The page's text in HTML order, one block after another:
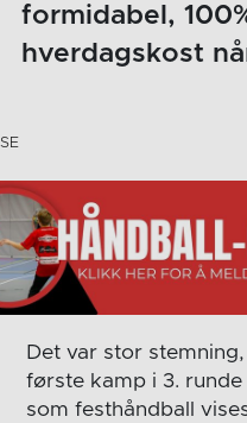
formidabel,
hverdagskost
Det var stor
første kamp i 3.
som festhåndball